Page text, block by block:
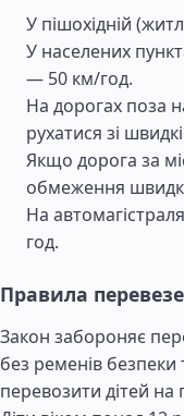
У пішохідній
У населених
— 50 км/год.
На дорогах поза
рухатися зі
Якщо дорога за
обмеження
На
год.
Правила
Закон забороняє
без ременів безпеки
перевозити дітей на